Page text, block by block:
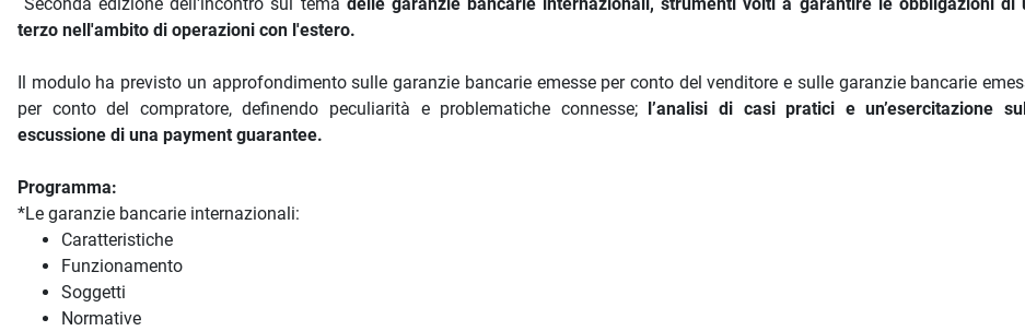
terzo nell'ambito di operazioni con l'estero.
Il modulo ha previsto un approfondimento sulle garanzie bancarie emesse per conto del venditore e sulle garanzie bancarie
per conto del compratore, definendo peculiarità e problematiche connesse; l’analisi di casi pratici e un’esercitazione
escussione di una payment guarantee.
Programma:
*Le garanzie bancarie internazionali:
Caratteristiche
Funzionamento
Soggetti
Normative